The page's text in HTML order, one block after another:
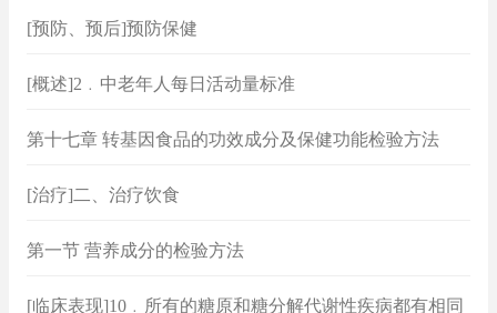
[预防、预后]预防保健
[概述]2﹒中老年人每日活动量标准
第十七章 转基因食品的功效成分及保健功能检验方法
[治疗]二、治疗饮食
第一节 营养成分的检验方法
[临床表现]10﹒所有的糖原和糖分解代谢性疾病都有相同